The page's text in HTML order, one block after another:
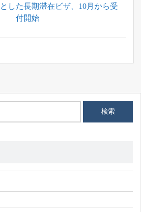
した長期滞在ビザ、10月から受
付開始